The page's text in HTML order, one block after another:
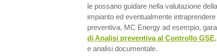
le possano guidare nella valutazione
impianto ed eventualmente
preventiva. MC Energy ad esempio,
di Analisi preventiva al Controllo GSE
e analisi documentale.